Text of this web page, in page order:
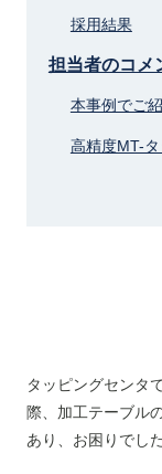
採用結果
担当者のコメ
本事例でご
高精度MT-
タッピングセンタ
際、加工テーブル
あり、お困りでした